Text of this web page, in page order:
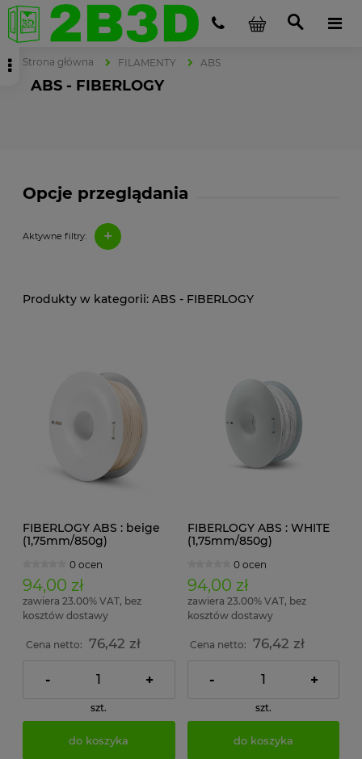
Strona główna FILAMENTY ABS
ABS - FIBERLOGY
Opcje przeglądania
Aktywne filtry: +
ABS - FIBERLOGY
FIBERLOGY ABS : beige
(1,75mm/850g)
0 ocen
94,00 zł
zawiera 23.00% VAT, bez
kosztów dostawy
Cena netto: 76,42 zł
- +
szt.
do koszyka
FIBERLOGY ABS : WHITE
(1,75mm/850g)
0 ocen
94,00 zł
zawiera 23.00% VAT, bez
kosztów dostawy
Cena netto: 76,42 zł
- +
szt.
do koszyka